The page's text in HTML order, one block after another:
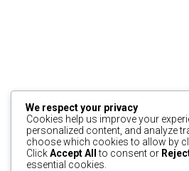
We respect your privacy
Cookies help us improve your
personalized content, and analyze
choose which cookies to allow by
ClickAccept All to consent or
essential cookies.